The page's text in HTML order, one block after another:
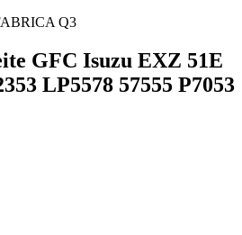
Q3
GFC Isuzu EXZ 51E
LP5578 57555 P7053